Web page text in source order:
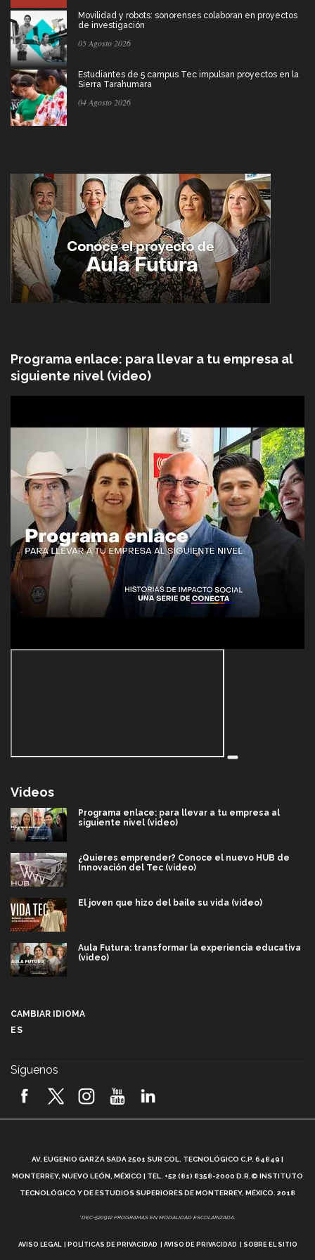
Movilidad y robots: sonorenses colaboran en proyectos
de investigación
05 Agosto 2026
Estudiantes de 5 campus Tec impulsan proyectos en la
Sierra Tarahumara
04 Agosto 2026
Programa enlace: para llevar a tu empresa al
siguiente nivel (video)
Videos
Programa enlace: para llevar a tu empresa al
siguiente nivel (video)
¿Quieres emprender? Conoce el nuevo HUB de
Innovación del Tec (video)
El joven que hizo del baile su vida (video)
Aula Futura: transformar la experiencia educativa
(video)
2026! (video)
¿Cómo es el Modelo Educativo Tec? (video)
Vida Tec: Feminismo e Inteligencia Artificial, Paola
CAMBIAR IDIOMA
ES
Síguenos
AV. EUGENIO GARZA SADA 2501 SUR COL. TECNOLÓGICO C.P. 64849 |
MONTERREY, NUEVO LEÓN, MÉXICO | TEL. +52 (81) 8358-2000 D.R.© INSTITUTO
TECNOLÓGICO Y DE ESTUDIOS SUPERIORES DE MONTERREY, MÉXICO. 2018
*DEC-520912 PROGRAMAS EN MODALIDAD ESCOLARIZADA.
AVISO LEGAL POLÍTICAS DE PRIVACIDAD AVISO DE PRIVACIDAD SOBRE EL SITIO